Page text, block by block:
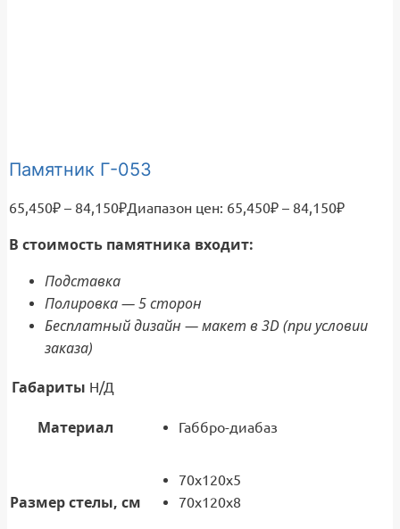
Памятник Г-053
65,450₽ – 84,150₽Диапазон цен: 65,450₽ – 84,150₽
В стоимость памятника входит:
Подставка
Полировка — 5 сторон
Бесплатный дизайн — макет в 3D (при условии
заказа)
Габариты Н/Д
Материал Габбро-диабаз
Размер стелы, см
70x120x5
70x120x8